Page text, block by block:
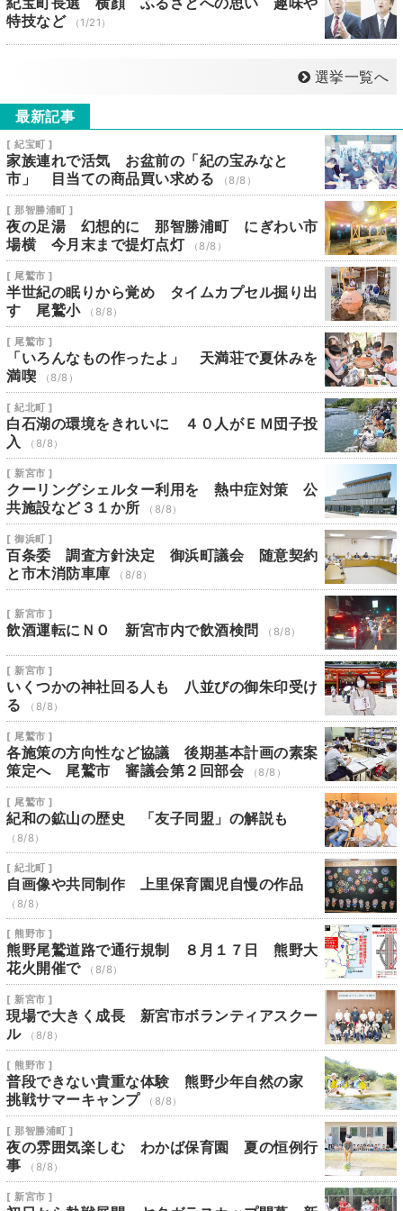
特技など
（1/21）
選挙一覧へ
最新記事
[ 紀宝町 ]
家族連れで活気 お盆前の「紀の宝みなと
市」 目当ての商品買い求める
（8/8）
[ 那智勝浦町 ]
夜の足湯 幻想的に 那智勝浦町 にぎわい市
場横 今月末まで提灯点灯
（8/8）
[ 尾鷲市 ]
半世紀の眠りから覚め タイムカプセル掘り出
す 尾鷲小
（8/8）
[ 尾鷲市 ]
「いろんなもの作ったよ」 天満荘で夏休みを
満喫
（8/8）
[ 紀北町 ]
白石湖の環境をきれいに ４０人がＥＭ団子投
入
（8/8）
[ 新宮市 ]
クーリングシェルター利用を 熱中症対策 公
共施設など３１か所
（8/8）
[ 御浜町 ]
百条委 調査方針決定 御浜町議会 随意契約
と市木消防車庫
（8/8）
[ 新宮市 ]
飲酒運転にＮＯ 新宮市内で飲酒検問 （8/8）
[ 新宮市 ]
いくつかの神社回る人も 八並びの御朱印受け
る
（8/8）
[ 尾鷲市 ]
各施策の方向性など協議 後期基本計画の素案
策定へ 尾鷲市 審議会第２回部会
（8/8）
[ 尾鷲市 ]
紀和の鉱山の歴史 「友子同盟」の解説も
（8/8）
[ 紀北町 ]
自画像や共同制作 上里保育園児自慢の作品
（8/8）
[ 熊野市 ]
熊野尾鷲道路で通行規制 ８月１７日 熊野大
花火開催で
（8/8）
[ 新宮市 ]
現場で大きく成長 新宮市ボランティアスクー
ル
（8/8）
[ 熊野市 ]
普段できない貴重な体験 熊野少年自然の家
挑戦サマーキャンプ
（8/8）
[ 那智勝浦町 ]
夜の雰囲気楽しむ わかば保育園 夏の恒例行
事
（8/8）
[ 新宮市 ]